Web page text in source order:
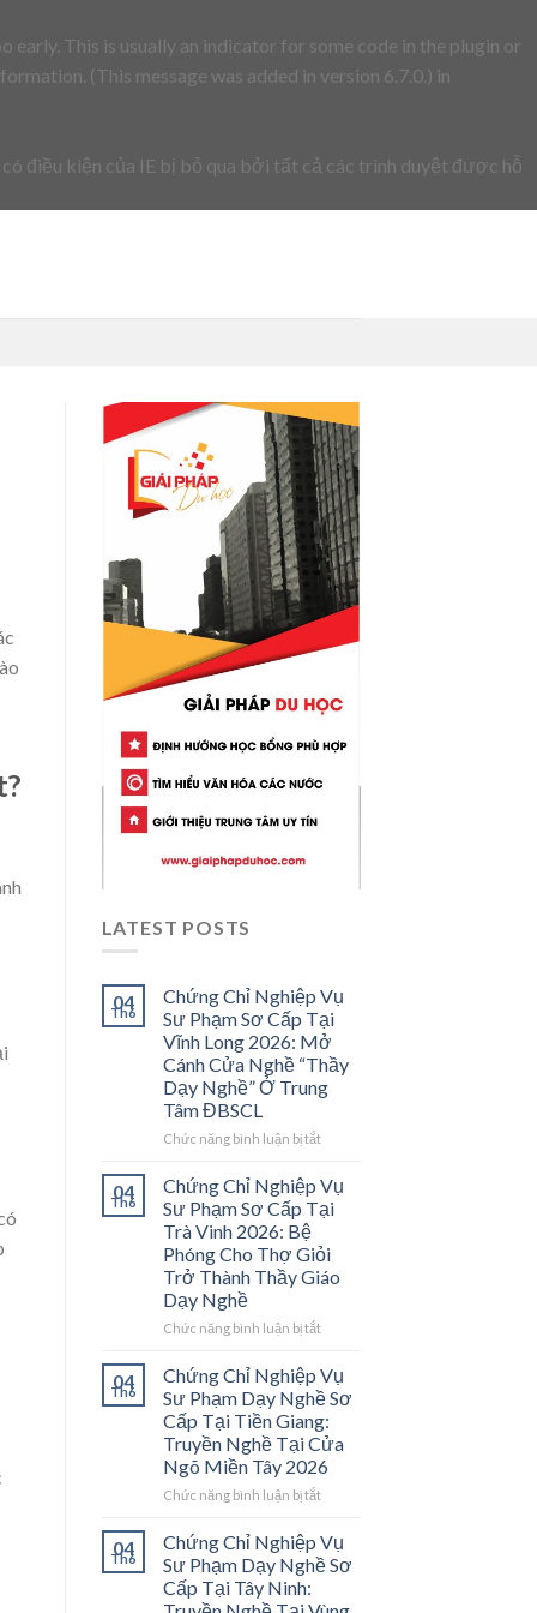
early. This is usually an indicator for some code in the plugin or
(This message was added in version 6.7.0.) in
điều kiện của IE bị bỏ qua bởi tất cả các trình duyệt được hỗ
LATEST POSTS
04
Th6
Chứng Chỉ Nghiệp Vụ
Sư Phạm Sơ Cấp Tại
Vĩnh Long 2026: Mở
Cánh Cửa Nghề “Thầy
Dạy Nghề” Ở Trung
Tâm ĐBSCL
Chức năng bình luận bị tắtở
Chỉ
Nghiệp
Vụ
Phạm
Sơ
2026:
Mở
Cánh
Cửa
Nghề
Dạy
Ở
Trung
ĐBSCL
04
Th6
Chứng Chỉ Nghiệp Vụ
Sư Phạm Sơ Cấp Tại
Trà Vinh 2026: Bệ
Phóng Cho Thợ Giỏi
Trở Thành Thầy Giáo
Dạy Nghề
Chức năng bình luận bị tắtở
Chỉ
Nghiệp
Vụ
Sư
Phạm
Sơ
Cấp
Vinh
2026:
04
Th6
Chứng Chỉ Nghiệp Vụ
Sư Phạm Dạy Nghề Sơ
Cấp Tại Tiền Giang:
Truyền Nghề Tại Cửa
Ngõ Miền Tây 2026
Chức năng bình luận bị tắtở
Chỉ
Nghiệp
Vụ
04
Th6
Chứng Chỉ Nghiệp Vụ
Sư Phạm Dạy Nghề Sơ
Cấp Tại Tây Ninh: